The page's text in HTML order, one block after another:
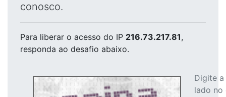
conosco.
Para liberar o acesso do IP 216.73.217.81,
responda ao desafio abaixo.
Digite
lado no